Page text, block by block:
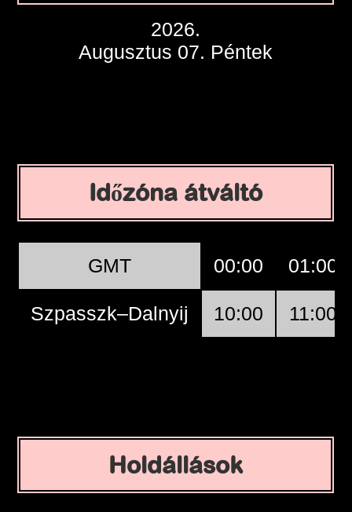
2026.
Augusztus 07. Péntek
Időzóna átváltó
GMT 00:00 01:00
Szpasszk–Dalnyij 10:00 11:00
Holdállások